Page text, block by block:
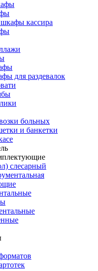
кассира
для раздевалок
больных
и банкетки
слесарный